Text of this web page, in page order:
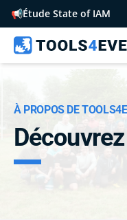
📢Étude State of IAM
À PROPOS DE